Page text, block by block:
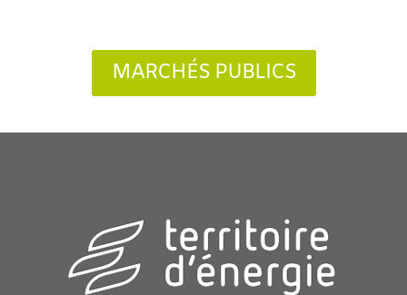
MARCHÉS PUBLICS